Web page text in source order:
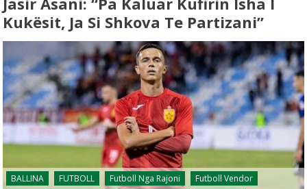
Kukësit, Ja Si Shkova Te Partizani”
BALLINA FUTBOLL Futboll Nga Rajoni
Futboll Vendor